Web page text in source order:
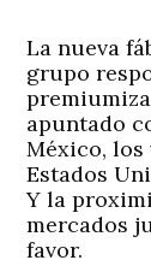
La nueva
grupo
apuntado
México,
Estados
Y la
mercados
favor.